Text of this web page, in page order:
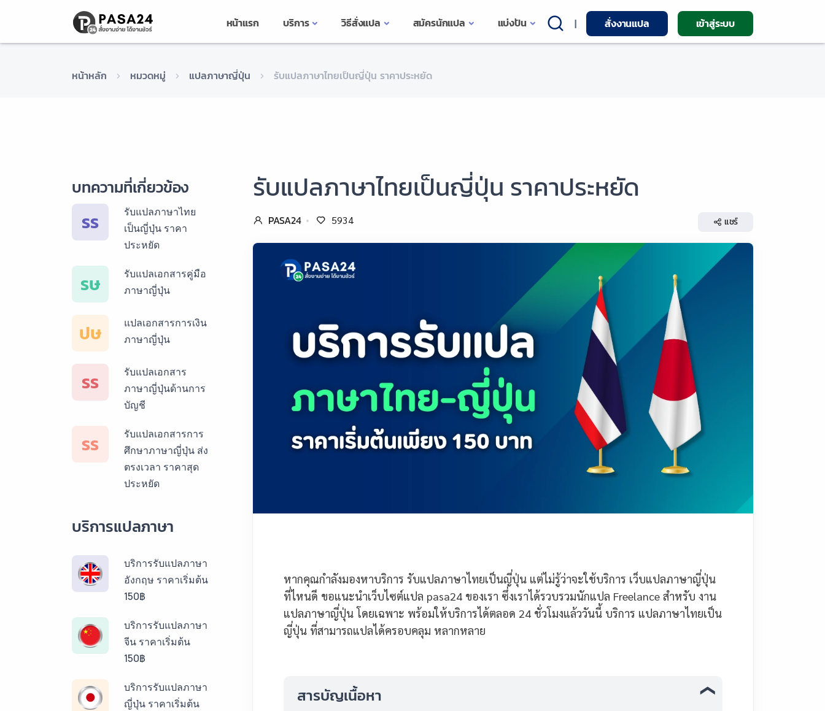
หน้าแรก บริการ วิธีสั่งแปล สมัครนักแปล แบ่งปัน | สั่งงานแปล เข้าสู่ระบบ
หน้าหลัก หมวดหมู่ แปลภาษาญี่ปุ่น รับแปลภาษาไทยเป็นญี่ปุ่น ราคาประหยัด
รับแปลภาษาไทยเป็นญี่ปุ่น ราคาประหยัด
PASA24 5934 แชร์
หากคุณกำลังมองหาบริการ รับแปลภาษาไทยเป็นญี่ปุ่น แต่ไม่รู้ว่าจะใช้บริการ เว็บแปลภาษาญี่ปุ่น
ที่ไหนดี ขอแนะนำเว็บไซต์แปล pasa24 ของเรา ซึ่งเราได้รวบรวมนักแปล Freelance สำหรับ งาน
แปลภาษาญี่ปุ่น โดยเฉพาะ พร้อมให้บริการได้ตลอด 24 ชั่วโมงแล้ววันนี้ บริการ แปลภาษาไทยเป็น
ญี่ปุ่น ที่สามารถแปลได้ครอบคลุม หลากหลาย
สารบัญเนื้อหา
บทความที่เกี่ยวข้อง
รร
รับแปลภาษาไทย
เป็นญี่ปุ่น ราคา
ประหยัด
รษ
รับแปลเอกสารคู่มือ
ภาษาญี่ปุ่น
ปษ
แปลเอกสารการเงิน
ภาษาญี่ปุ่น
รร
รับแปลเอกสาร
ภาษาญี่ปุ่นด้านการ
บัญชี
รร
รับแปลเอกสารการ
ศึกษาภาษาญี่ปุ่น ส่ง
ตรงเวลา ราคาสุด
ประหยัด
บริการแปลภาษา
บริการรับแปลภาษา
อังกฤษ ราคาเริ่มต้น
150฿
บริการรับแปลภาษา
จีน ราคาเริ่มต้น
150฿
บริการรับแปลภาษา
ญี่ปุ่น ราคาเริ่มต้น